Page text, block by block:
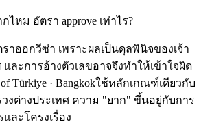
หม อัตรา approve เท่าไร?
ราออกวีซ่า เพราะผลเป็นดุลพินิจของเจ้า
ละการอ้างตัวเลขอาจจึงทำให้เข้าใจผิด
Türkiye · Bangkokใช้หลักเกณฑ์เดียวกับ
งต่างประเทศ ความ "ยาก" ขึ้นอยู่กับการ
และโครงเรื่อง